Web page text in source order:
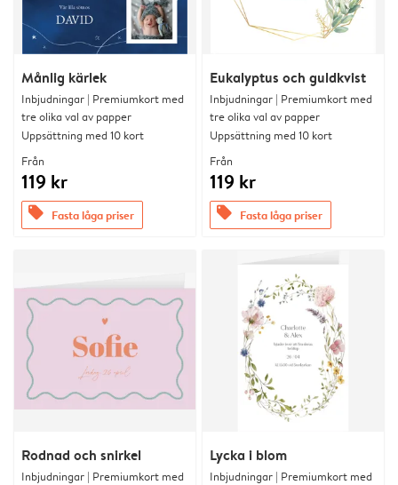
Månlig kärlek
Inbjudningar | Premiumkort med
tre olika val av papper
Uppsättning med 10 kort
Från
119 kr
offers Fasta låga priser
Eukalyptus och guldkvist
Inbjudningar | Premiumkort med
tre olika val av papper
Uppsättning med 10 kort
Från
119 kr
offers Fasta låga priser
Rodnad och snirkel
Inbjudningar | Premiumkort med
Lycka i blom
Inbjudningar | Premiumkort med